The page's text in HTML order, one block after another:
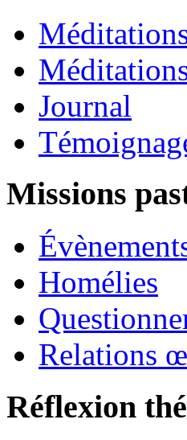
Journal
Missions
Homélies
Relations
Réflexion